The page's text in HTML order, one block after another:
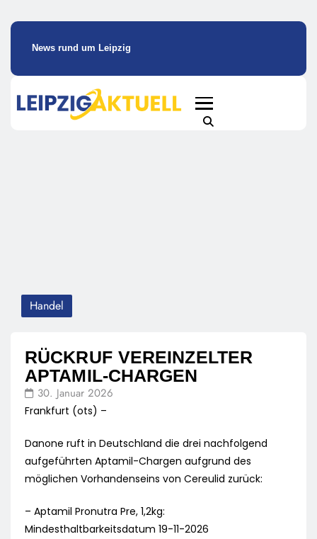
News rund um Leipzig
Handel
RÜCKRUF VEREINZELTER
APTAMIL-CHARGEN
30. Januar 2026
Frankfurt (ots) –
Danone ruft in Deutschland die drei nachfolgend
aufgeführten Aptamil-Chargen aufgrund des
möglichen Vorhandenseins von Cereulid zurück:
– Aptamil Pronutra Pre, 1,2kg:
Mindesthaltbarkeitsdatum 19-11-2026